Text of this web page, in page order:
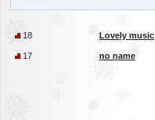
18 Lovely music
17 no name